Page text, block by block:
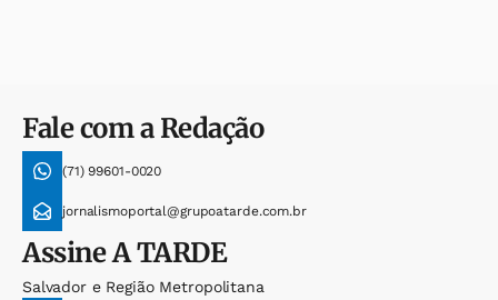
Fale com a Redação
(71) 99601-0020
jornalismoportal@grupoatarde.com.br
AssineA TARDE
Salvador e Região Metropolitana